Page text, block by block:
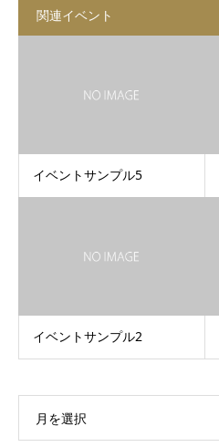
関連イベント
イベントサンプル5
イベントサンプル2
月を選択